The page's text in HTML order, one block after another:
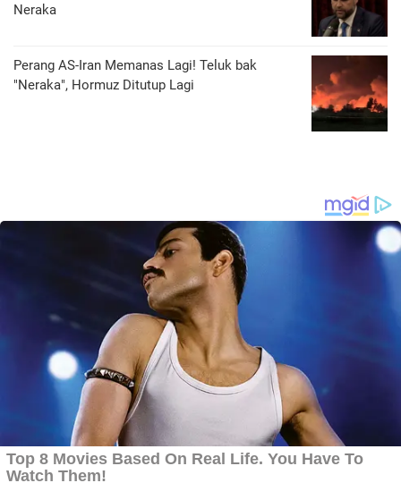
Neraka
Perang AS-Iran Memanas Lagi! Teluk bak
"Neraka", Hormuz Ditutup Lagi